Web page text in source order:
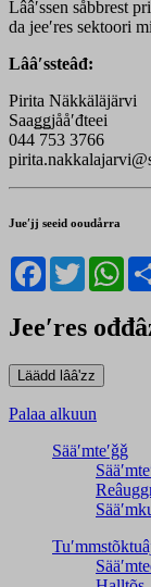
Lââʹssen såbbrest
da jeeʹres sektoori
Lââʹssteâđ:
Pirita Näkkäläjärvi
Saaǥǥjååʹđteei
044 753 3766
Jueʹjj seeid ooudårra
Facebook
Twitter
Jeeʹres
Palaa alkuun
Sääʹmteʹǧǧ